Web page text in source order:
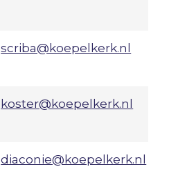
scriba@koepelkerk.nl
koster@koepelkerk.nl
diaconie@koepelkerk.nl